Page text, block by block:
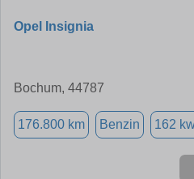
Opel Insignia
Bochum, 44787
176.800 km Benzin 162